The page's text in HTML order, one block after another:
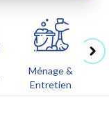
Ménage &
Entretien